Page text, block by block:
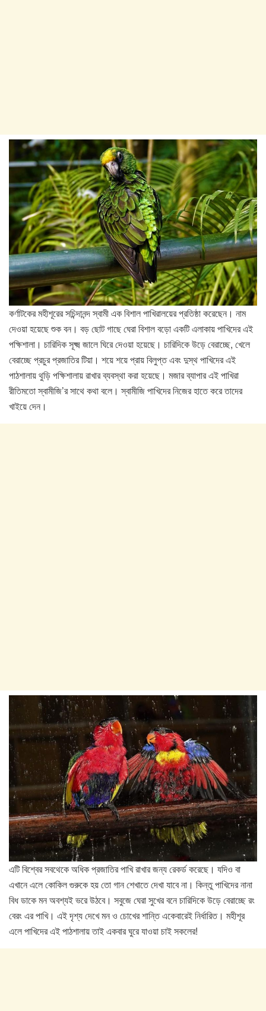
কর্ণাটকের মহীশূরের সচিন্দানন্দ স্বামী এক বিশাল পাখিরালয়ের প্রতিষ্ঠা করেছেন। নাম
দেওয়া হয়েছে শুক বন। বড় ছোট গাছে ঘেরা বিশাল বড়ো একটি এলাকায় পাখিদের এই
পক্ষিশালা। চারিদিক সূক্ষ্ম জালে ঘিরে দেওয়া হয়েছে। চারিদিকে উড়ে বেরাচ্ছে, খেলে
বেরাচ্ছে প্রচুর প্রজাতির টিয়া। শয়ে শয়ে প্রায় বিলুপ্ত এবং দুস্থ পাখিদের এই
পাঠশালায় থুড়ি পক্ষিশালায় রাখার ব্যবস্থা করা হয়েছে। মজার ব্যাপার এই পাখিরা
রীতিমতো স্বামীজি’র সাথে কথা বলে। স্বামীজি পাখিদের নিজের হাতে করে তাদের
খাইয়ে দেন।
এটি বিশ্বের সবথেকে অধিক প্রজাতির পাখি রাখার জন্য রেকর্ড করেছে। যদিও বা
এখানে এলে কোকিল গুরুকে হয় তো গান শেখাতে দেখা যাবে না। কিন্তু পাখিদের নানা
বিধ ডাকে মন অবশ্যই ভরে উঠবে। সবুজে ঘেরা সুখের বনে চারিদিকে উড়ে বেরাচ্ছে রং
বেরং এর পাখি। এই দৃশ্য দেখে মন ও চোখের শান্তি একেবারেই নির্ধারিত। মহীশূর
এলে পাখিদের এই পাঠশালায় তাই একবার ঘুরে যাওয়া চাই সকলের!